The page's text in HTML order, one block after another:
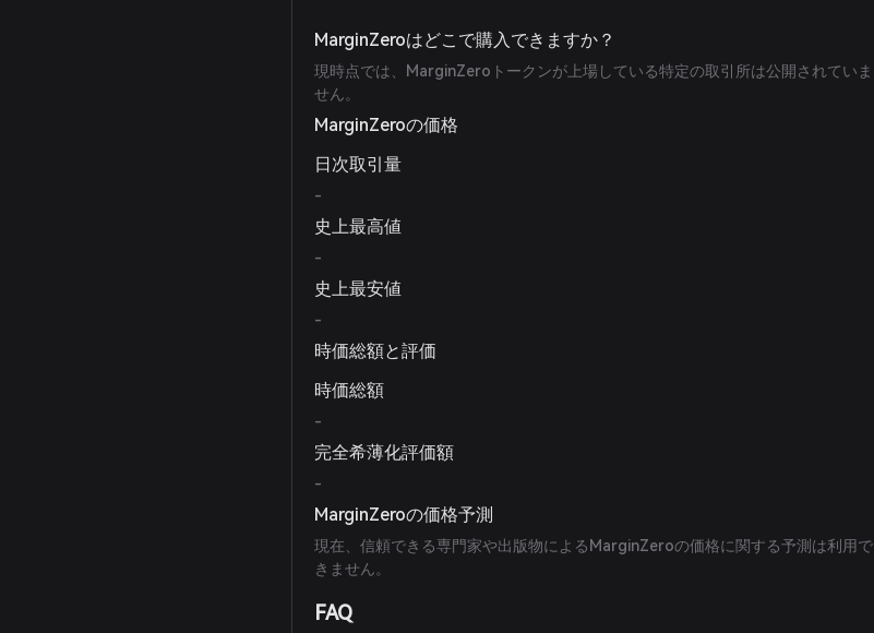
MarginZeroはどこで購入できますか？
現時点では、MarginZeroトークンが上場している特定の取引所は公開されていま
せん。
MarginZeroの価格
日次取引量
-
史上最高値
-
史上最安値
-
時価総額と評価
時価総額
-
完全希薄化評価額
-
MarginZeroの価格予測
現在、信頼できる専門家や出版物によるMarginZeroの価格に関する予測は利用で
きません。
FAQ